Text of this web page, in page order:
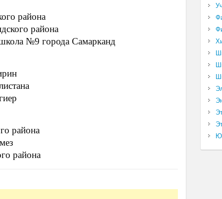
района
района
№9 города Самарканд
района
района